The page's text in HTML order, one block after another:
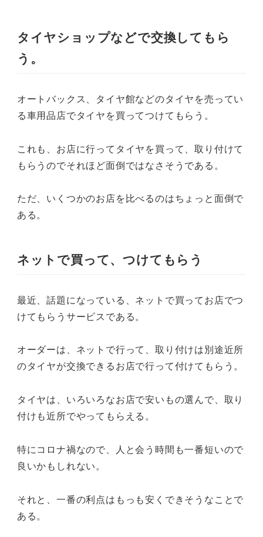
タイヤショップなどで交換してもら
う。
オートバックス、タイヤ館などのタイヤを売ってい
る車用品店でタイヤを買ってつけてもらう。
これも、お店に行ってタイヤを買って、取り付けて
もらうのでそれほど面倒ではなさそうである。
ただ、いくつかのお店を比べるのはちょっと面倒で
ある。
ネットで買って、つけてもらう
最近、話題になっている、ネットで買ってお店でつ
けてもらうサービスである。
オーダーは、ネットで行って、取り付けは別途近所
のタイヤが交換できるお店で行って付けてもらう。
タイヤは、いろいろなお店で安いもの選んで、取り
付けも近所でやってもらえる。
特にコロナ禍なので、人と会う時間も一番短いので
良いかもしれない。
それと、一番の利点はもっも安くできそうなことで
ある。